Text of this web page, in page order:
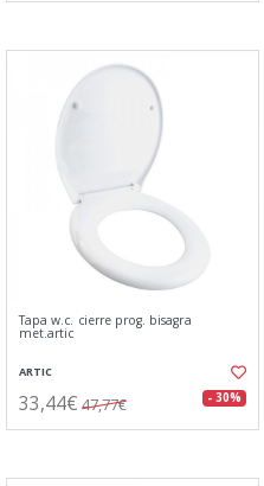
Tapa w.c. cierre prog. bisagra
met.artic
ARTIC
33,44€ 47,77€ - 30%